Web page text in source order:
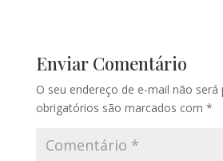
Enviar Comentário
O seu endereço de e-mail não será
obrigatórios são marcados com *